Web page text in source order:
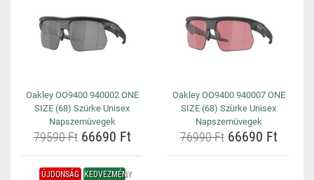
Oakley OO9400 940002 ONE
SIZE (68) Szürke Unisex
Napszemüvegek
79590 Ft66690 Ft
Oakley OO9400 940007 ONE
SIZE (68) Szürke Unisex
Napszemüvegek
76990 Ft66690 Ft
ÚJDONSÁG KEDVEZMÉNY